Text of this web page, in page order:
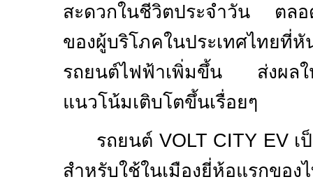
สะดวกในชีวิตประจำวัน ตล
ของผู้บริโภคในประเทศไทยที่
รถยนต์ไฟฟ้าเพิ่มขึ้น ส่งผลใ
แนวโน้มเติบโตขึ้นเรื่อยๆ
รถยนต์ VOLT CITY EV เ
สำหรับใช้ในเมืองยี่ห้อแรกขอ